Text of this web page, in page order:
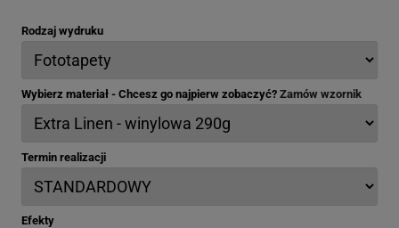
Rodzaj wydruku
Wybierz materiał - Chcesz go najpierw zobaczyć? Zamów wzornik
Termin realizacji
Efekty